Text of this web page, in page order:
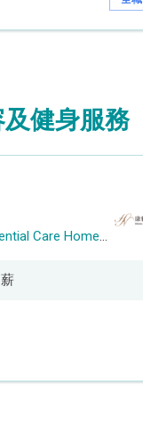
健身服務
Hong Nga Residential Care Home Group Limited